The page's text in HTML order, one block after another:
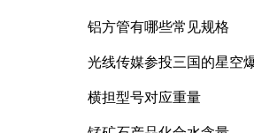
铝方管有哪些常见规格
光线传媒参投三国的星空
横担型号对应重量